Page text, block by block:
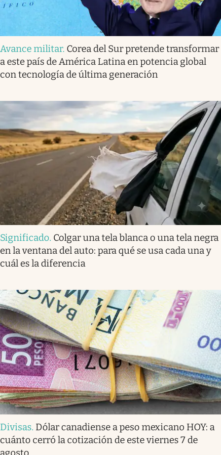
Avance militar. Corea del Sur pretende transformar
a este país de América Latina en potencia global
con tecnología de última generación
Significado. Colgar una tela blanca o una tela negra
en la ventana del auto: para qué se usa cada una y
cuál es la diferencia
Divisas. Dólar canadiense a peso mexicano HOY: a
cuánto cerró la cotización de este viernes 7 de